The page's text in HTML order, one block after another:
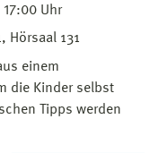
Uhr
Hörsaal 131
einem
die Kinder selbst
Tipps werden